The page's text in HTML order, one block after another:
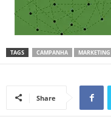
TAGS CAMPANHA MARKETING
Share